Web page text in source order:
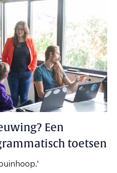
Een
toetsen